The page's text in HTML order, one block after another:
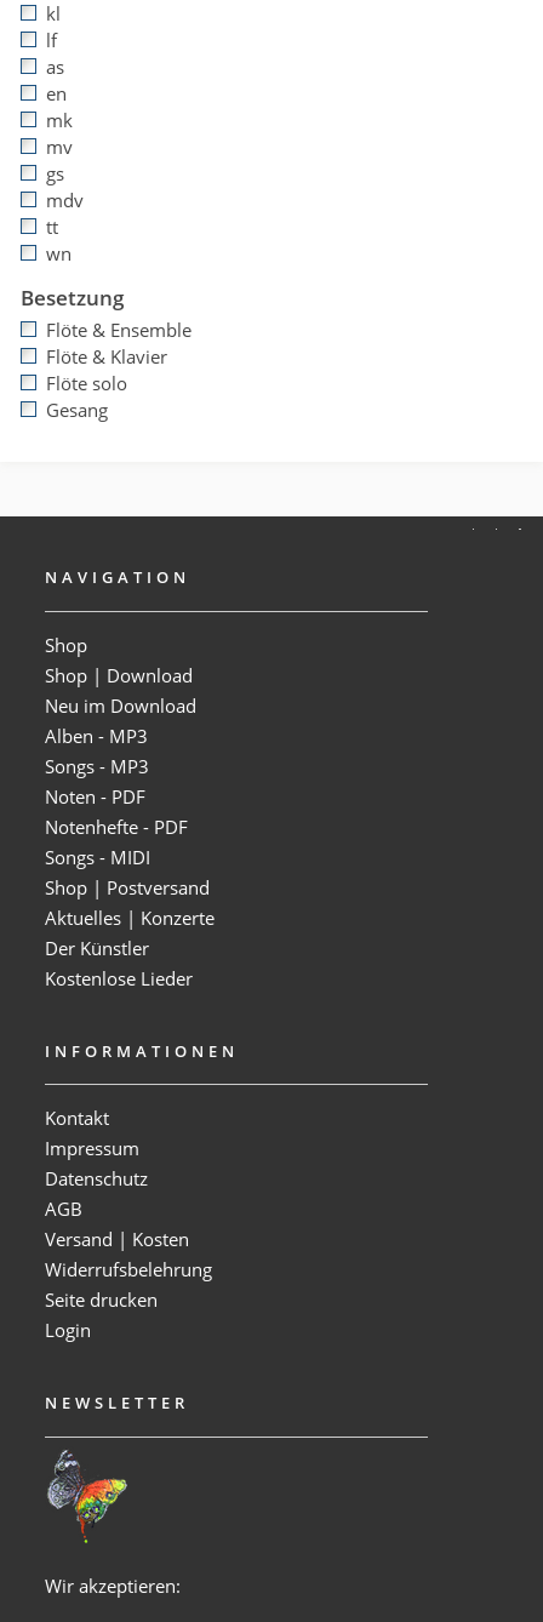
kl
lf
as
en
mk
mv
gs
mdv
tt
wn
Besetzung
Flöte & Ensemble
Flöte & Klavier
Flöte solo
Gesang
NAVIGATION
Shop
Shop | Download
Neu im Download
Alben - MP3
Songs - MP3
Noten - PDF
Notenhefte - PDF
Songs - MIDI
Shop | Postversand
Aktuelles | Konzerte
Der Künstler
Kostenlose Lieder
INFORMATIONEN
Kontakt
Impressum
Datenschutz
AGB
Versand | Kosten
Widerrufsbelehrung
Seite drucken
Login
NEWSLETTER
Wir akzeptieren: